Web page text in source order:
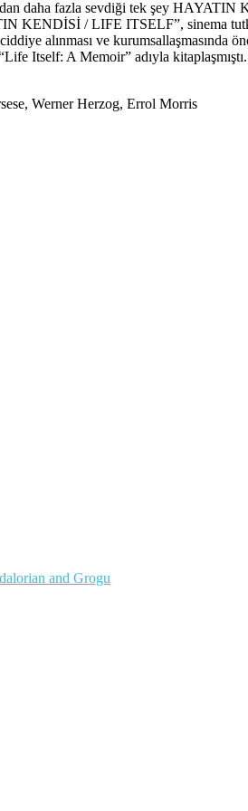
daha fazla sevdiği tek şey
KENDİSİ / LIFE ITSELF”, sinema
alınması ve kurumsallaşmasında
Itself: A Memoir” adıyla
Werner Herzog, Errol Morris
and Grogu